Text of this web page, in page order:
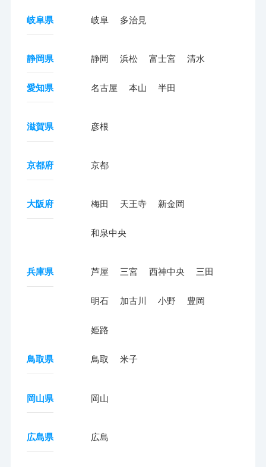
岐阜県 岐阜 多治見
静岡県 静岡 浜松 富士宮 清水
愛知県 名古屋 本山 半田
滋賀県 彦根
京都府 京都
大阪府 梅田 天王寺 新金岡
和泉中央
兵庫県 芦屋 三宮 西神中央 三田
明石 加古川 小野 豊岡
姫路
鳥取県 鳥取 米子
岡山県 岡山
広島県 広島